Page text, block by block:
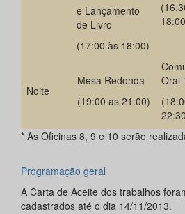
e Lançamento
de Livro
(17:00 às 18:00)
Noite
Mesa Redonda
(19:00 às 21:00)
Oral
* As Oficinas 8, 9 e 10 serão
Programação geral
A Carta de Aceite dos trabalhos
cadastrados até o dia 14/11/2013.